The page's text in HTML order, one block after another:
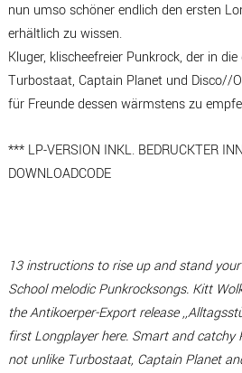
nun umso schöner endlich den ersten
erhältlich zu wissen.
Kluger, klischeefreier Punkrock, der in
Turbostaat, Captain Planet und Disco//
für Freunde dessen wärmstens zu
*** LP-VERSION INKL. BEDRUCKTER
DOWNLOADCODE
13 instructions to rise up and stand
School melodic Punkrocksongs. Kitt
the Antikoerper-Export release
first Longplayer here. Smart and catchy
not unlike Turbostaat, Captain Planet